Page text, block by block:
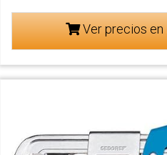
Ver precios en